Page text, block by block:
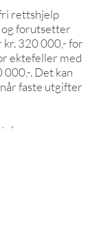
fri rettshjelp
og forutsetter
320 000,- for
ektefeller med
. Det kan
når faste utgifter
en